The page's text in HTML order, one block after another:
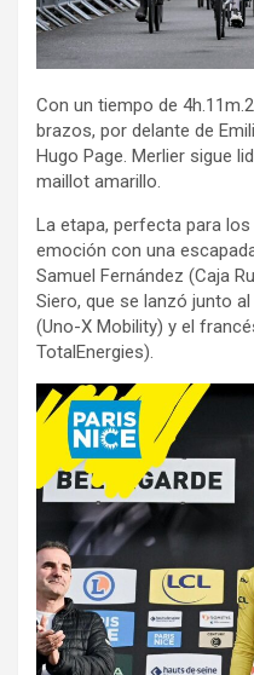
Con un tiempo de
brazos, por delante de
Hugo Page. Merlier sigue
maillot amarillo.
La etapa, perfecta para
emoción con una
Samuel Fernández (Caja
Siero, que se lanzó junto
(Uno-X Mobility) y el
TotalEnergies).